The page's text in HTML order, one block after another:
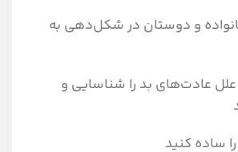
و دوستان در شکل‌دهی به
علل عادت‌های بد را شناسایی و
ساده کنید